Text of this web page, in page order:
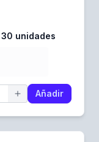
unidades
Añadir